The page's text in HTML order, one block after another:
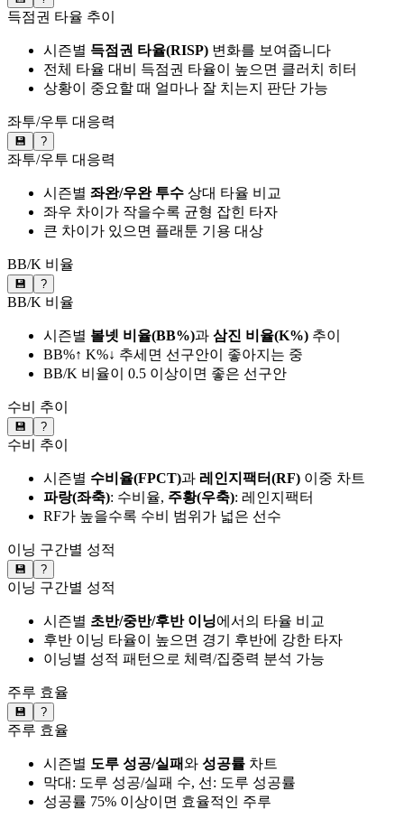
득점권 타율 추이
시즌별 득점권 타율(RISP) 변화를 보여줍니다
전체 타율 대비 득점권 타율이 높으면 클러치 히터
상황이 중요할 때 얼마나 잘 치는지 판단 가능
좌투/우투 대응력
💾 ?
좌투/우투 대응력
시즌별 좌완/우완 투수 상대 타율 비교
좌우 차이가 작을수록 균형 잡힌 타자
큰 차이가 있으면 플래툰 기용 대상
BB/K 비율
💾 ?
BB/K 비율
시즌별 볼넷 비율(BB%)과 삼진 비율(K%) 추이
BB%↑ K%↓ 추세면 선구안이 좋아지는 중
BB/K 비율이 0.5 이상이면 좋은 선구안
수비 추이
💾 ?
수비 추이
시즌별 수비율(FPCT)과 레인지팩터(RF) 이중 차트
파랑(좌축): 수비율, 주황(우축): 레인지팩터
RF가 높을수록 수비 범위가 넓은 선수
이닝 구간별 성적
💾 ?
이닝 구간별 성적
시즌별 초반/중반/후반 이닝에서의 타율 비교
후반 이닝 타율이 높으면 경기 후반에 강한 타자
이닝별 성적 패턴으로 체력/집중력 분석 가능
주루 효율
💾 ?
주루 효율
시즌별 도루 성공/실패와 성공률 차트
막대: 도루 성공/실패 수, 선: 도루 성공률
성공률 75% 이상이면 효율적인 주루